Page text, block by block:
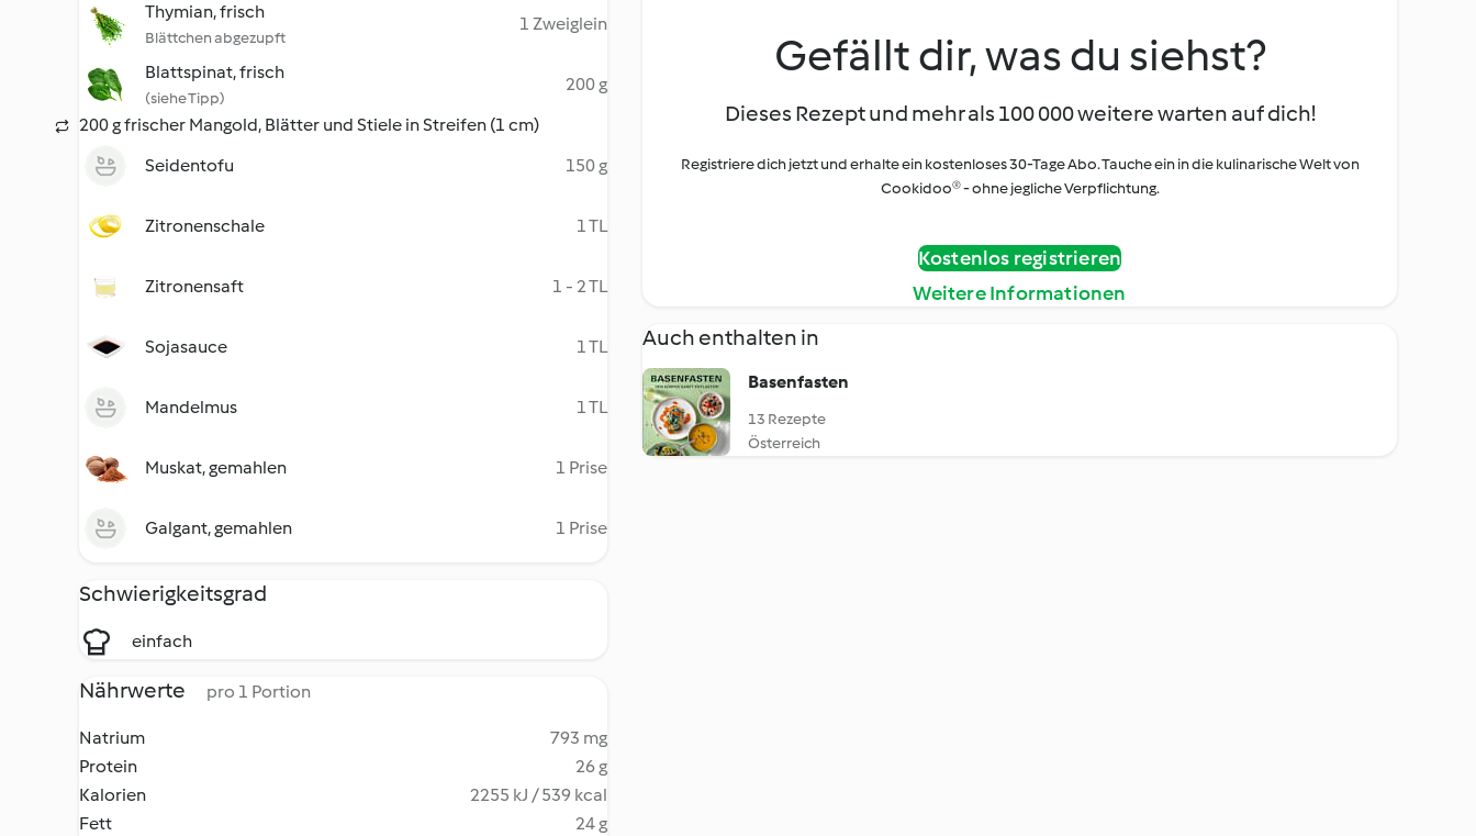
Thymian, frisch
Blättchen abgezupft
1 Zweiglein
Blattspinat, frisch
(siehe Tipp)
200 g
200 g frischer Mangold, Blätter und Stiele in Streifen (1 cm)
Seidentofu
150 g
Zitronenschale 1 TL
Zitronensaft 1 - 2 TL
Sojasauce 1 TL
Mandelmus 1 TL
Muskat, gemahlen 1 Prise
Galgant, gemahlen 1 Prise
Schwierigkeitsgrad
einfach
Nährwerte pro 1 Portion
Natrium
793 mg
Protein
26 g
Kalorien
2255 kJ / 539 kcal
Fett
24 g
Gefällt dir, was du siehst?
Dieses Rezept und mehr als 100 000 weitere warten auf dich!
Registriere dich jetzt und erhalte ein kostenloses 30-Tage Abo. Tauche ein in die kulinarische Welt von
Cookidoo® - ohne jegliche Verpflichtung.
Kostenlos registrieren
Weitere Informationen
Auch enthalten in
Basenfasten
13 Rezepte
Österreich